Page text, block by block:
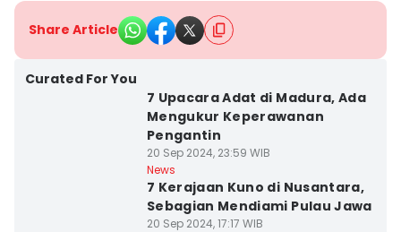
Share Article
Curated For You
7 Upacara Adat di Madura, Ada
Mengukur Keperawanan
Pengantin
20 Sep 2024, 23:59 WIB
News
7 Kerajaan Kuno di Nusantara,
Sebagian Mendiami Pulau Jawa
20 Sep 2024, 17:17 WIB